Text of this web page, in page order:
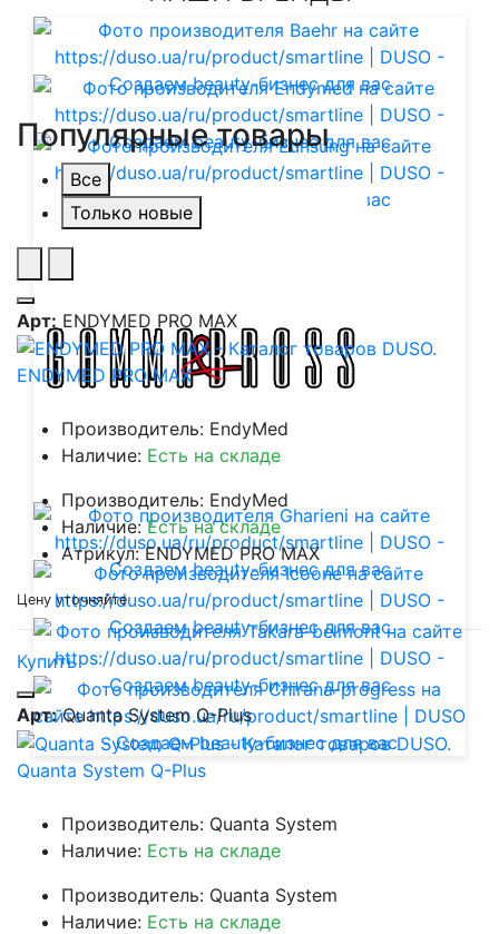
Популярные товары
Все
Только новые
Арт: ENDYMED PRO MAX
ENDYMED PRO MAX
Производитель: EndyMed
Наличие: Есть на складе
Производитель: EndyMed
Наличие:Есть на складе
Атрикул: ENDYMED PRO MAX
Цену уточняйте
Купить
Арт:Quanta System Q-Plus
Quanta System Q-Plus
Производитель: Quanta System
Наличие: Есть на складе
Производитель: Quanta System
Наличие: Есть на складе